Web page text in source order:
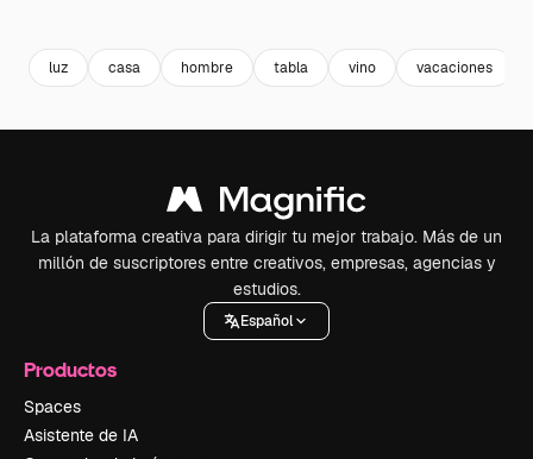
luz casa hombre tabla vino vacaciones
La plataforma creativa para dirigir tu mejor trabajo. Más de un
millón de suscriptores entre creativos, empresas, agencias y
estudios.
Español
Productos
Spaces
Asistente de IA